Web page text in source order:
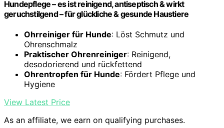
Hundepflege – es ist reinigend, antiseptisch & wirkt
geruchstilgend – für glückliche & gesunde Haustiere
Ohrreiniger für Hunde: Löst Schmutz und
Ohrenschmalz
Praktischer Ohrenreiniger: Reinigend,
desodorierend und rückfettend
Ohrentropfen für Hunde: Fördert Pflege und
Hygiene
View Latest Price
As an affiliate, we earn on qualifying purchases.